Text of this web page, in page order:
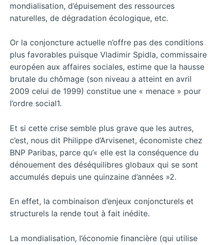
mondialisation, d’épuisement des ressources
naturelles, de dégradation écologique, etc.
Or la conjoncture actuelle n’offre pas des conditions
plus favorables puisque Vladimir Spidla, commissaire
européen aux affaires sociales, estime que la hausse
brutale du chômage (son niveau a atteint en avril
2009 celui de 1999) constitue une « menace » pour
l’ordre social1.
Et si cette crise semble plus grave que les autres,
c’est, nous dit Philippe d’Arvisenet, économiste chez
BNP Paribas, parce qu’« elle est la conséquence du
dénouement des déséquilibres globaux qui se sont
accumulés depuis une quinzaine d’années »2.
En effet, la combinaison d’enjeux conjoncturels et
structurels la rende tout à fait inédite.
La mondialisation, l’économie financière (qui utilise